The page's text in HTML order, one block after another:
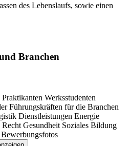
des Lebenslaufs, sowie einen
von einigen Ausstellern. Die
die Plattform in Südthüringen, die
Branchen
Werksstudenten
Führungskräften für die Branchen
Dienstleistungen Energie
Recht Gesundheit Soziales Bildung
Bewerbungsfotos